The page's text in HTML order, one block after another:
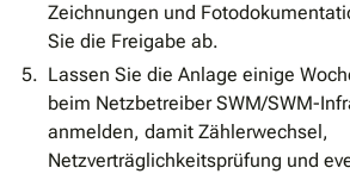
Zeichnungen und
Sie die Freigabe ab.
Lassen Sie die Anlage einige
beim Netzbetreiber SWM/SWM-
anmelden, damit Zählerwechsel,
Netzverträglichkeitsprüfung und